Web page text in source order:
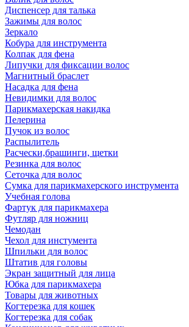
Диспенсер для талька
Зажимы для волос
Зеркало
Кобура для инструмента
Колпак для фена
Липучки для фиксации волос
Магнитный браслет
Насадка для фена
Невидимки для волос
Парикмахерская накидка
Пелерина
Пучок из волос
Распылитель
Расчески,брашинги, щетки
Резинка для волос
Сеточка для волос
Сумка для парикмахерского инструмента
Учебная голова
Фартук для парикмахера
Футляр для ножниц
Чемодан
Чехол для инстумента
Шпильки для волос
Штатив для головы
Экран защитный для лица
Юбка для парикмахера
Товары для животных
Когтерезка для кошек
Когтерезка для собак